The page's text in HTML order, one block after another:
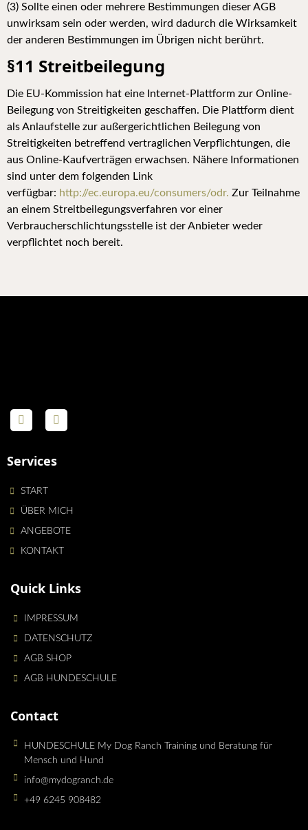
(3) Sollte einen oder mehrere Bestimmungen dieser AGB
unwirksam sein oder werden, wird dadurch die Wirksamkeit
der anderen Bestimmungen im Übrigen nicht berührt.
§11 Streitbeilegung
Die EU-Kommission hat eine Internet-Plattform zur Online-
Beilegung von Streitigkeiten geschaffen. Die Plattform dient
als Anlaufstelle zur außergerichtlichen Beilegung von
Streitigkeiten betreffend vertraglichen Verpflichtungen, die
aus Online-Kaufverträgen erwachsen. Nähere Informationen
sind unter dem folgenden Link
verfügbar: http://ec.europa.eu/consumers/odr. Zur Teilnahme
an einem Streitbeilegungsverfahren vor einer
Verbraucherschlichtungsstelle ist der Anbieter weder
verpflichtet noch bereit.
Services
START
ÜBER MICH
ANGEBOTE
KONTAKT
Quick Links
IMPRESSUM
DATENSCHUTZ
AGB SHOP
AGB HUNDESCHULE
Contact
HUNDESCHULE My Dog Ranch Training und Beratung für
Mensch und Hund
info@mydogranch.de
+49 6245 908482